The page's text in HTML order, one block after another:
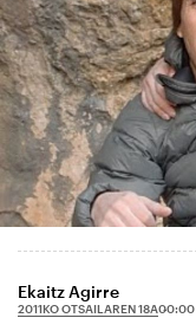
Ekaitz Agirre
2011KO OTSAILAREN 18A00:00